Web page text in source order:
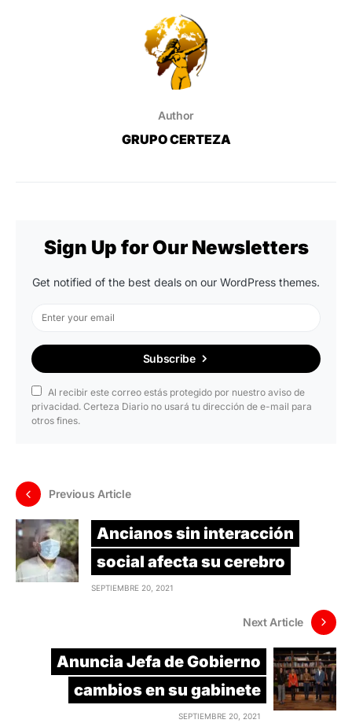
Author
GRUPO CERTEZA
Sign Up for Our Newsletters
Get notified of the best deals on our WordPress themes.
Subscribe
Al recibir este correo estás protegido por nuestro aviso de
privacidad. Certeza Diario no usará tu dirección de e-mail para
otros fines.
Previous Article
Ancianos sin interacción
social afecta su cerebro
SEPTIEMBRE 20, 2021
Next Article
Anuncia Jefa de Gobierno
cambios en su gabinete
SEPTIEMBRE 20, 2021